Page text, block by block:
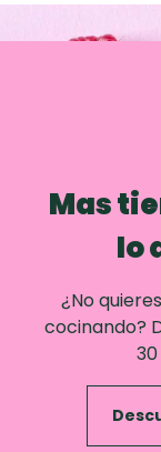
Mas
lo
¿No
cocinando?